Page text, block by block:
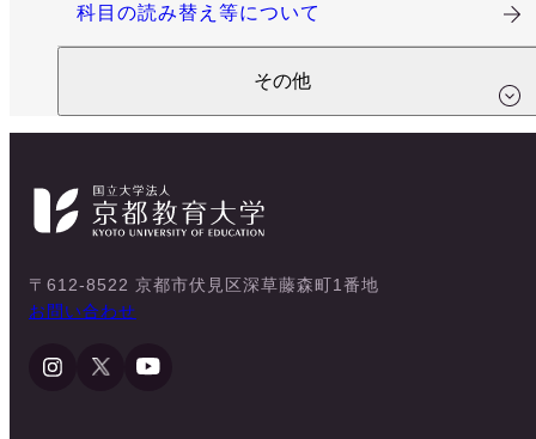
科目の読み替え等について
その他
〒612-8522 京都市伏見区深草藤森町1番地
お問い合わせ